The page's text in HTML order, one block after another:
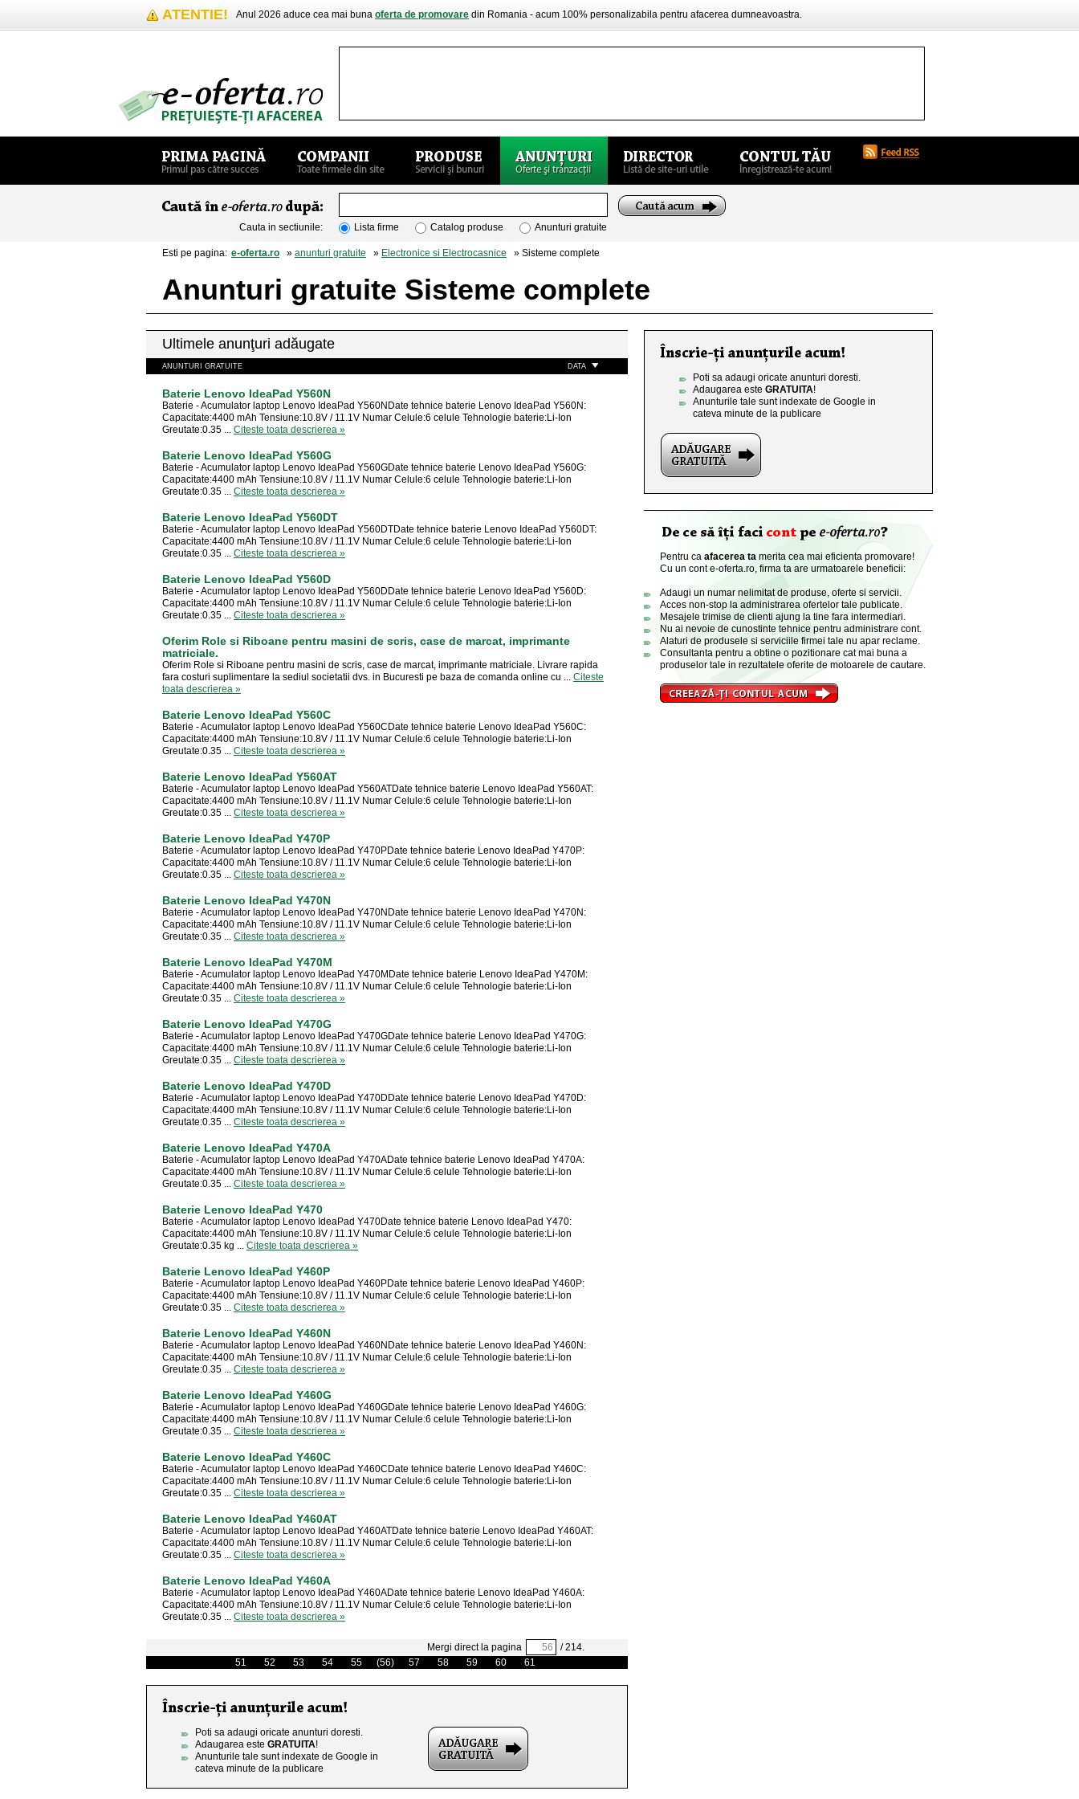
ATENTIE! Anul 2026 aduce cea mai buna oferta de promovare din Romania - acum 100% personalizabila pentru afacerea dumneavoastra.
Cauta in sectiunile: Lista firme Catalog produse Anunturi gratuite
Esti pe pagina: e-oferta.ro » anunturi gratuite » Electronice si Electrocasnice » Sisteme complete
Anunturi gratuite Sisteme complete
Ultimele anunţuri adăugate
ANUNTURI GRATUITE DATA
Baterie Lenovo IdeaPad Y560N
Baterie - Acumulator laptop Lenovo IdeaPad Y560NDate tehnice baterie Lenovo IdeaPad Y560N:
Capacitate:4400 mAh Tensiune:10.8V / 11.1V Numar Celule:6 celule Tehnologie baterie:Li-Ion
Greutate:0.35 ... Citeste toata descrierea »
Baterie Lenovo IdeaPad Y560G
Baterie - Acumulator laptop Lenovo IdeaPad Y560GDate tehnice baterie Lenovo IdeaPad Y560G:
Capacitate:4400 mAh Tensiune:10.8V / 11.1V Numar Celule:6 celule Tehnologie baterie:Li-Ion
Greutate:0.35 ... Citeste toata descrierea »
Baterie Lenovo IdeaPad Y560DT
Baterie - Acumulator laptop Lenovo IdeaPad Y560DTDate tehnice baterie Lenovo IdeaPad Y560DT:
Capacitate:4400 mAh Tensiune:10.8V / 11.1V Numar Celule:6 celule Tehnologie baterie:Li-Ion
Greutate:0.35 ... Citeste toata descrierea »
Baterie Lenovo IdeaPad Y560D
Baterie - Acumulator laptop Lenovo IdeaPad Y560DDate tehnice baterie Lenovo IdeaPad Y560D:
Capacitate:4400 mAh Tensiune:10.8V / 11.1V Numar Celule:6 celule Tehnologie baterie:Li-Ion
Greutate:0.35 ... Citeste toata descrierea »
Oferim Role si Riboane pentru masini de scris, case de marcat, imprimante
matriciale.
Oferim Role si Riboane pentru masini de scris, case de marcat, imprimante matriciale. Livrare rapida
fara costuri suplimentare la sediul societatii dvs. in Bucuresti pe baza de comanda online cu ... Citeste
toata descrierea »
Baterie Lenovo IdeaPad Y560C
Baterie - Acumulator laptop Lenovo IdeaPad Y560CDate tehnice baterie Lenovo IdeaPad Y560C:
Capacitate:4400 mAh Tensiune:10.8V / 11.1V Numar Celule:6 celule Tehnologie baterie:Li-Ion
Greutate:0.35 ... Citeste toata descrierea »
Baterie Lenovo IdeaPad Y560AT
Baterie - Acumulator laptop Lenovo IdeaPad Y560ATDate tehnice baterie Lenovo IdeaPad Y560AT:
Capacitate:4400 mAh Tensiune:10.8V / 11.1V Numar Celule:6 celule Tehnologie baterie:Li-Ion
Greutate:0.35 ... Citeste toata descrierea »
Baterie Lenovo IdeaPad Y470P
Baterie - Acumulator laptop Lenovo IdeaPad Y470PDate tehnice baterie Lenovo IdeaPad Y470P:
Capacitate:4400 mAh Tensiune:10.8V / 11.1V Numar Celule:6 celule Tehnologie baterie:Li-Ion
Greutate:0.35 ... Citeste toata descrierea »
Baterie Lenovo IdeaPad Y470N
Baterie - Acumulator laptop Lenovo IdeaPad Y470NDate tehnice baterie Lenovo IdeaPad Y470N:
Capacitate:4400 mAh Tensiune:10.8V / 11.1V Numar Celule:6 celule Tehnologie baterie:Li-Ion
Greutate:0.35 ... Citeste toata descrierea »
Baterie Lenovo IdeaPad Y470M
Baterie - Acumulator laptop Lenovo IdeaPad Y470MDate tehnice baterie Lenovo IdeaPad Y470M:
Capacitate:4400 mAh Tensiune:10.8V / 11.1V Numar Celule:6 celule Tehnologie baterie:Li-Ion
Greutate:0.35 ... Citeste toata descrierea »
Baterie Lenovo IdeaPad Y470G
Baterie - Acumulator laptop Lenovo IdeaPad Y470GDate tehnice baterie Lenovo IdeaPad Y470G:
Capacitate:4400 mAh Tensiune:10.8V / 11.1V Numar Celule:6 celule Tehnologie baterie:Li-Ion
Greutate:0.35 ... Citeste toata descrierea »
Baterie Lenovo IdeaPad Y470D
Baterie - Acumulator laptop Lenovo IdeaPad Y470DDate tehnice baterie Lenovo IdeaPad Y470D:
Capacitate:4400 mAh Tensiune:10.8V / 11.1V Numar Celule:6 celule Tehnologie baterie:Li-Ion
Greutate:0.35 ... Citeste toata descrierea »
Baterie Lenovo IdeaPad Y470A
Baterie - Acumulator laptop Lenovo IdeaPad Y470ADate tehnice baterie Lenovo IdeaPad Y470A:
Capacitate:4400 mAh Tensiune:10.8V / 11.1V Numar Celule:6 celule Tehnologie baterie:Li-Ion
Greutate:0.35 ... Citeste toata descrierea »
Baterie Lenovo IdeaPad Y470
Baterie - Acumulator laptop Lenovo IdeaPad Y470Date tehnice baterie Lenovo IdeaPad Y470:
Capacitate:4400 mAh Tensiune:10.8V / 11.1V Numar Celule:6 celule Tehnologie baterie:Li-Ion
Greutate:0.35 kg ... Citeste toata descrierea »
Baterie Lenovo IdeaPad Y460P
Baterie - Acumulator laptop Lenovo IdeaPad Y460PDate tehnice baterie Lenovo IdeaPad Y460P:
Capacitate:4400 mAh Tensiune:10.8V / 11.1V Numar Celule:6 celule Tehnologie baterie:Li-Ion
Greutate:0.35 ... Citeste toata descrierea »
Baterie Lenovo IdeaPad Y460N
Baterie - Acumulator laptop Lenovo IdeaPad Y460NDate tehnice baterie Lenovo IdeaPad Y460N:
Capacitate:4400 mAh Tensiune:10.8V / 11.1V Numar Celule:6 celule Tehnologie baterie:Li-Ion
Greutate:0.35 ... Citeste toata descrierea »
Baterie Lenovo IdeaPad Y460G
Baterie - Acumulator laptop Lenovo IdeaPad Y460GDate tehnice baterie Lenovo IdeaPad Y460G:
Capacitate:4400 mAh Tensiune:10.8V / 11.1V Numar Celule:6 celule Tehnologie baterie:Li-Ion
Greutate:0.35 ... Citeste toata descrierea »
Baterie Lenovo IdeaPad Y460C
Baterie - Acumulator laptop Lenovo IdeaPad Y460CDate tehnice baterie Lenovo IdeaPad Y460C:
Capacitate:4400 mAh Tensiune:10.8V / 11.1V Numar Celule:6 celule Tehnologie baterie:Li-Ion
Greutate:0.35 ... Citeste toata descrierea »
Baterie Lenovo IdeaPad Y460AT
Baterie - Acumulator laptop Lenovo IdeaPad Y460ATDate tehnice baterie Lenovo IdeaPad Y460AT:
Capacitate:4400 mAh Tensiune:10.8V / 11.1V Numar Celule:6 celule Tehnologie baterie:Li-Ion
Greutate:0.35 ... Citeste toata descrierea »
Baterie Lenovo IdeaPad Y460A
Baterie - Acumulator laptop Lenovo IdeaPad Y460ADate tehnice baterie Lenovo IdeaPad Y460A:
Capacitate:4400 mAh Tensiune:10.8V / 11.1V Numar Celule:6 celule Tehnologie baterie:Li-Ion
Greutate:0.35 ... Citeste toata descrierea »
Mergi direct la pagina
/ 214.
51
52 53 54 55 (56) 57 58 59 60 61
Poti sa adaugi oricate anunturi doresti.
Adaugarea este GRATUITA!
Anunturile tale sunt indexate de Google in
cateva minute de la publicare
Poti sa adaugi oricate anunturi doresti.
Adaugarea este GRATUITA!
Anunturile tale sunt indexate de Google in
cateva minute de la publicare
Pentru ca afacerea ta merita cea mai eficienta promovare!
Cu un cont e-oferta.ro, firma ta are urmatoarele beneficii:
Adaugi un numar nelimitat de produse, oferte si servicii.
Acces non-stop la administrarea ofertelor tale publicate.
Mesajele trimise de clienti ajung la tine fara intermediari.
Nu ai nevoie de cunostinte tehnice pentru administrare cont.
Alaturi de produsele si serviciile firmei tale nu apar reclame.
Consultanta pentru a obtine o pozitionare cat mai buna a
produselor tale in rezultatele oferite de motoarele de cautare.